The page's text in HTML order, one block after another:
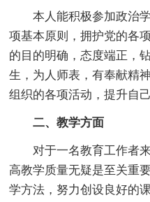
本人能积极参加政治
项基本原则，拥护党的各
的目的明确，态度端正，
生，为人师表，有奉献精
组织的各项活动，提升自
二、教学方面
对于一名教育工作者
高教学质量无疑是至关重
学方法，努力创设良好的